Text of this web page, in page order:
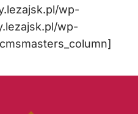
wp-
wp-